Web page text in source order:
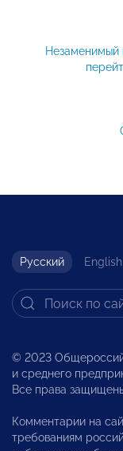
Незаменимый
Русский English
© 2023
и среднего
Все права
Комментарии на
требованиям